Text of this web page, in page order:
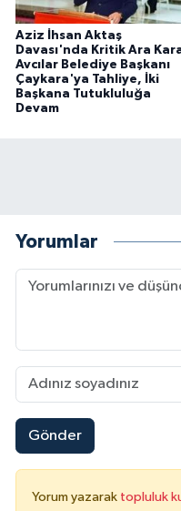
Aziz İhsan Aktaş
Davası'nda Kritik Ara
Avcılar Belediye Başkanı
Çaykara'ya Tahliye, İki
Başkana Tutukluluğa
Devam
Yorumlar
Gönder
Yorum yazarak topluluk